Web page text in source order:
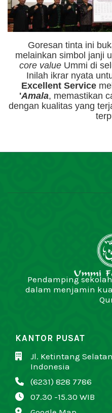
Goresan tinta ini
melainkan simbol janji
core valueUmmi di
Inilah ikrar nyata
Excellent Service
'Amala, memastikan
dengan kualitas yang
Pendamping
dalam menjamin
KANTOR PUSAT

Jl. Ketintang
Indonesia
 (6231) 828 7786
 07.30 -15.30 WIB